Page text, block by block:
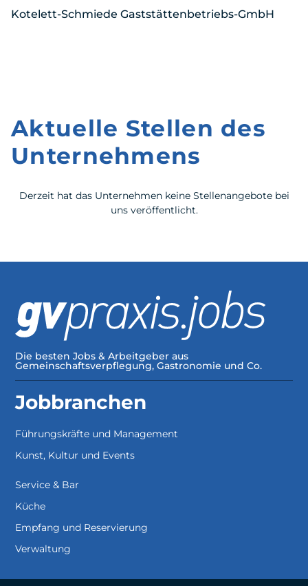
Kotelett-Schmiede Gaststättenbetriebs-GmbH
Aktuelle Stellen des
Unternehmens
Derzeit hat das Unternehmen keine Stellenangebote bei
uns veröffentlicht.
Die besten Jobs & Arbeitgeber aus
Gemeinschaftsverpflegung, Gastronomie und Co.
Jobbranchen
Führungskräfte und Management
Kunst, Kultur und Events
Service & Bar
Küche
Empfang und Reservierung
Verwaltung